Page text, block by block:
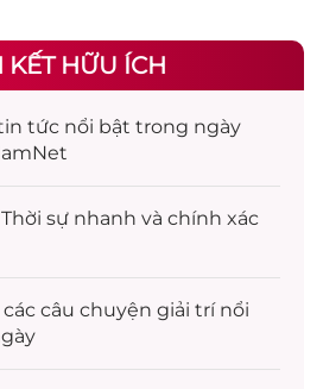
KẾT HỮU ÍCH
tức nổi bật trong ngày
Thời sự nhanh và chính xác
câu chuyện giải trínổi